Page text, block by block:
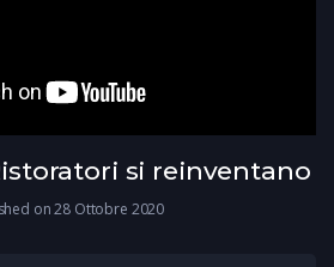
si reinventano
on 28 Ottobre 2020